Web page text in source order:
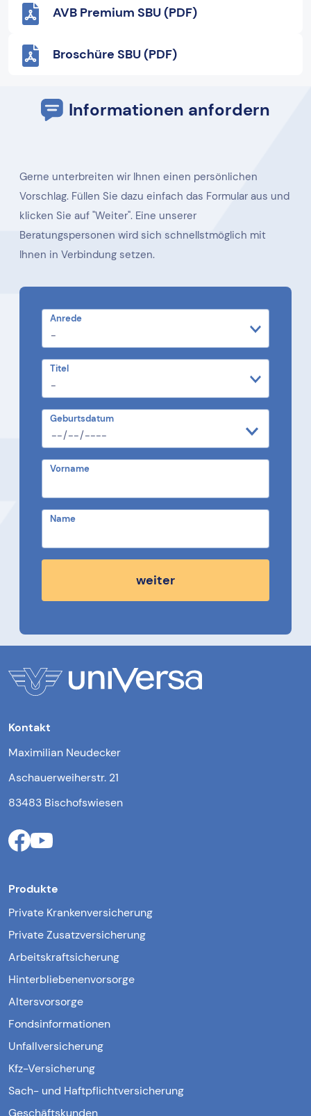
AVB Premium SBU (PDF)
Broschüre SBU (PDF)
Informationen anfordern
Gerne unterbreiten wir Ihnen einen persönlichen
Vorschlag. Füllen Sie dazu einfach das Formular aus und
klicken Sie auf "Weiter". Eine unserer
Beratungspersonen wird sich schnellstmöglich mit
Ihnen in Verbindung setzen.
Anrede
Titel
Geburtsdatum
Vorname
Name
weiter
Kontakt
Maximilian Neudecker
Aschauerweiherstr. 21
83483 Bischofswiesen
Produkte
Private Krankenversicherung
Private Zusatzversicherung
Arbeitskraftsicherung
Hinterbliebenenvorsorge
Altersvorsorge
Fondsinformationen
Unfallversicherung
Kfz-Versicherung
Sach- und Haftpflichtversicherung
Geschäftskunden